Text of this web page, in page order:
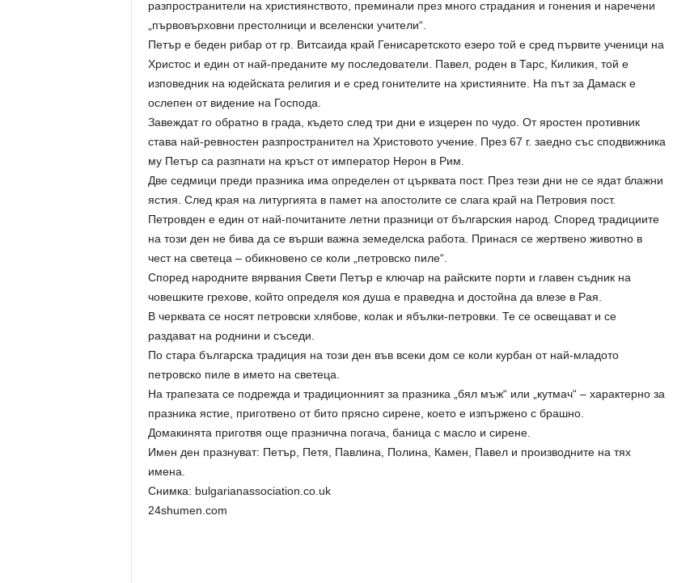
разпространители на християнството, преминали през много страдания и гонения и наречени
„първовърховни престолници и вселенски учители“.
Петър е беден рибар от гр. Витсаида край Генисаретското езеро той е сред първите ученици на
Христос и един от най-преданите му последователи. Павел, роден в Тарс, Киликия, той е
изповедник на юдейската религия и е сред гонителите на християните. На път за Дамаск е
ослепен от видение на Господа.
Завеждат го обратно в града, където след три дни е изцерен по чудо. От яростен противник
става най-ревностен разпространител на Христовото учение. През 67 г. заедно със сподвижника
му Петър са разпнати на кръст от император Нерон в Рим.
Две седмици преди празника има определен от църквата пост. През тези дни не се ядат блажни
ястия. След края на литургията в памет на апостолите се слага край на Петровия пост.
Петровден е един от най-почитаните летни празници от българския народ. Според традициите
на този ден не бива да се върши важна земеделска работа. Принася се жертвено животно в
чест на светеца – обикновено се коли „петровско пиле“.
Според народните вярвания Свети Петър е ключар на райските порти и главен съдник на
човешките грехове, който определя коя душа е праведна и достойна да влезе в Рая.
В черквата се носят петровски хлябове, колак и ябълки-петровки. Те се освещават и се
раздават на роднини и съседи.
По стара българска традиция на този ден във всеки дом се коли курбан от най-младото
петровско пиле в името на светеца.
На трапезата се подрежда и традиционният за празника „бял мъж“ или „кутмач“ – характерно за
празника ястие, приготвено от бито прясно сирене, което е изпържено с брашно.
Домакинята приготвя още празнична погача, баница с масло и сирене.
Имен ден празнуват: Петър, Петя, Павлина, Полина, Камен, Павел и производните на тях
имена.
Снимка: bulgarianassociation.co.uk
24shumen.com